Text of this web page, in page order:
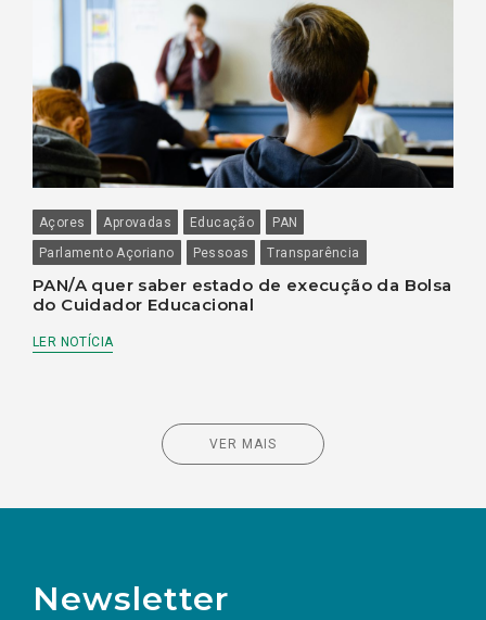
Açores Aprovadas Educação
PAN
Parlamento Açoriano
Pessoas Transparência
PAN/A quer saber estado de execução da Bolsa
do Cuidador Educacional
LER NOTÍCIA
VER MAIS
Newsletter